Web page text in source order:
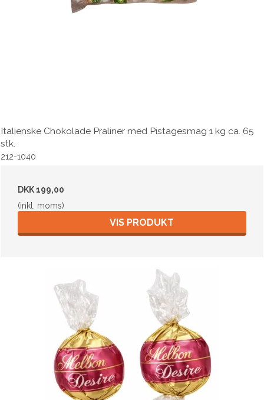
Italienske Chokolade Praliner med Pistagesmag 1 kg ca. 65
stk.
212-1040
DKK 199,00
(inkl. moms)
VIS PRODUKT